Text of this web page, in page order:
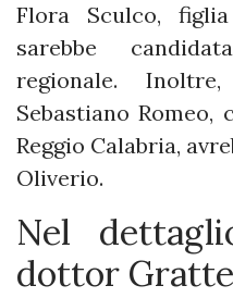
Flora Sculco,
sarebbe
regionale.
Sebastiano
Reggio Calabria,
Oliverio.
Nel
dottor